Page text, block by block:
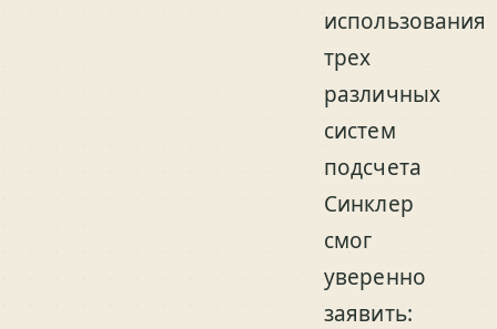
использования
трех
различных
систем
подсчета
Синклер
смог
уверенно
заявить: